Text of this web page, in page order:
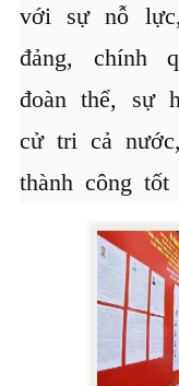
với sự nỗ
đảng, chính
đoàn thể, sự
cử tri cả
thành công tốt